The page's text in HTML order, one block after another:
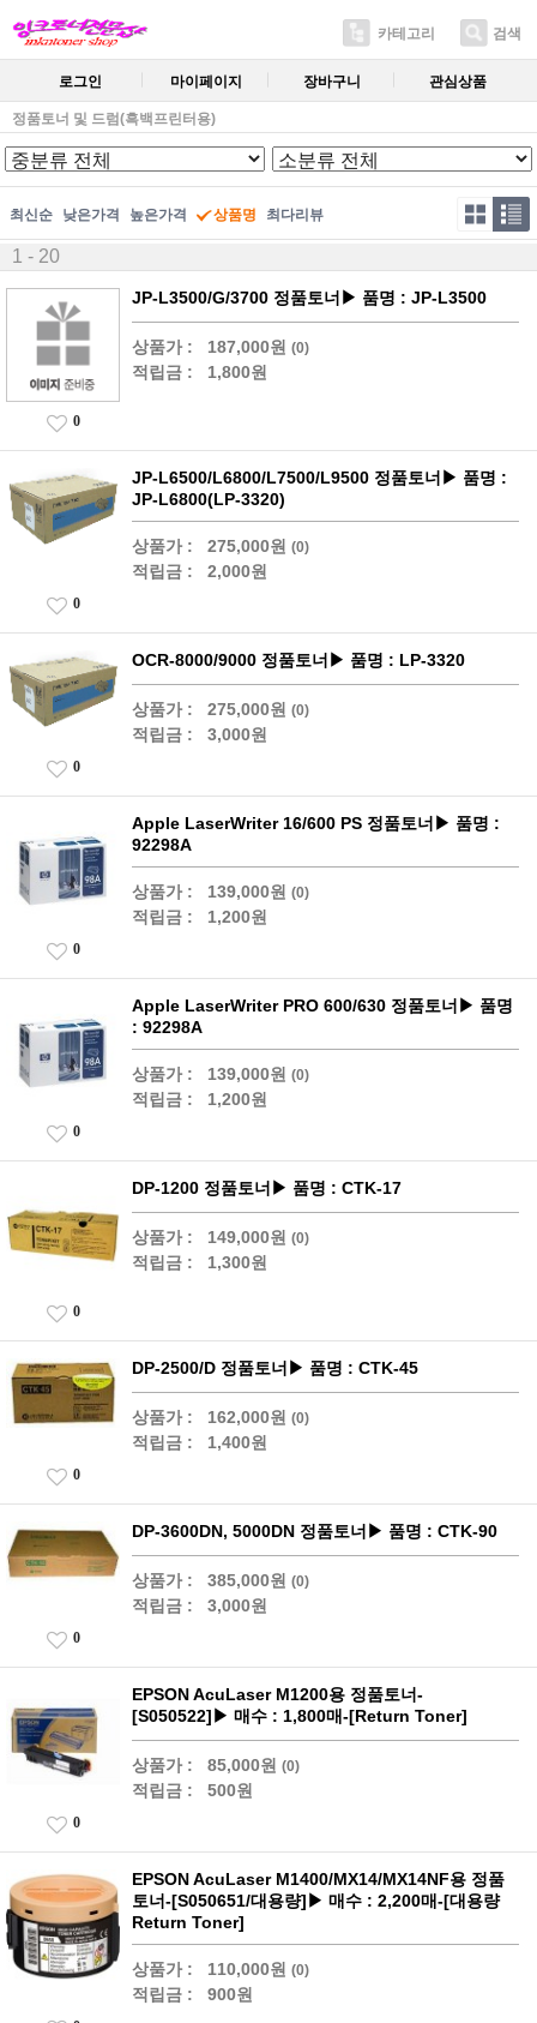
카테고리 검색
로그인 마이페이지 장바구니 관심상품
정품토너 및 드럼(흑백프린터용)
최신순 낮은가격 높은가격 상품명 최다리뷰
1 - 20
JP-L3500/G/3700 정품토너▶ 품명 : JP-L3500
상품가 : 187,000원 (0)
적립금 : 1,800원
0
JP-L6500/L6800/L7500/L9500 정품토너▶ 품명 :
JP-L6800(LP-3320)
상품가 : 275,000원 (0)
적립금 : 2,000원
0
OCR-8000/9000 정품토너▶ 품명 : LP-3320
상품가 : 275,000원 (0)
적립금 : 3,000원
0
Apple LaserWriter 16/600 PS 정품토너▶ 품명 :
92298A
상품가 : 139,000원 (0)
적립금 : 1,200원
0
Apple LaserWriter PRO 600/630 정품토너▶ 품명
: 92298A
상품가 : 139,000원 (0)
적립금 : 1,200원
0
DP-1200 정품토너▶ 품명 : CTK-17
상품가 : 149,000원 (0)
적립금 : 1,300원
0
DP-2500/D 정품토너▶ 품명 : CTK-45
상품가 : 162,000원 (0)
적립금 : 1,400원
0
DP-3600DN, 5000DN 정품토너▶ 품명 : CTK-90
상품가 : 385,000원 (0)
적립금 : 3,000원
0
EPSON AcuLaser M1200용 정품토너-
[S050522]▶ 매수 : 1,800매-[Return Toner]
상품가 : 85,000원 (0)
적립금 : 500원
0
EPSON AcuLaser M1400/MX14/MX14NF용 정품
토너-[S050651/대용량]▶ 매수 : 2,200매-[대용량
Return Toner]
상품가 : 110,000원 (0)
적립금 : 900원